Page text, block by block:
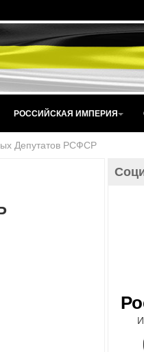
РОССИЙСКАЯ ИМПЕРИЯ
Депутатов РСФСР